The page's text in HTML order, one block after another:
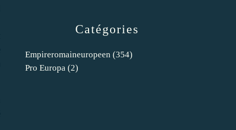
Catégories
Empireromaineuropeen (354)
Pro Europa (2)